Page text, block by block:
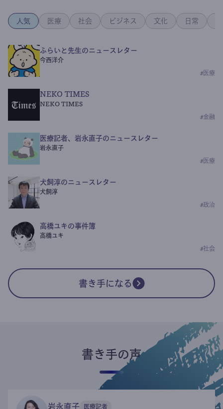
人気 医療 社会 ビジネス 文化 日常
ふらいと先生のニュースレター
今西洋介
# 医療
NEKO TIMES
NEKO TIMES
#金融
医療記者、岩永直子のニュースレター
岩永直子
# 医療
犬飼淳のニュースレター
犬飼淳
#政治
高橋ユキの事件簿
高橋ユキ
#社会
書き手になる
書き手の声
岩永直子 医療記者